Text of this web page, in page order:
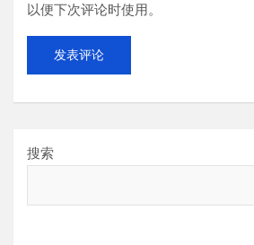
以便下次评论时使用。
搜索